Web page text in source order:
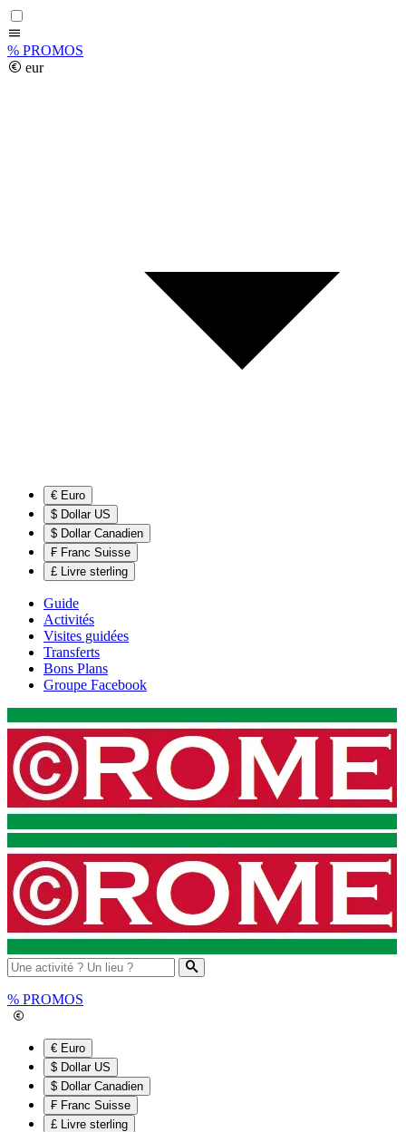
% PROMOS
eur
€ Euro
$ Dollar US
$ Dollar Canadien
₣ Franc Suisse
£ Livre sterling
Guide
Activités
Visites guidées
Transferts
Bons Plans
Groupe Facebook
% PROMOS
€ Euro
$ Dollar US
$ Dollar Canadien
₣ Franc Suisse
£ Livre sterling